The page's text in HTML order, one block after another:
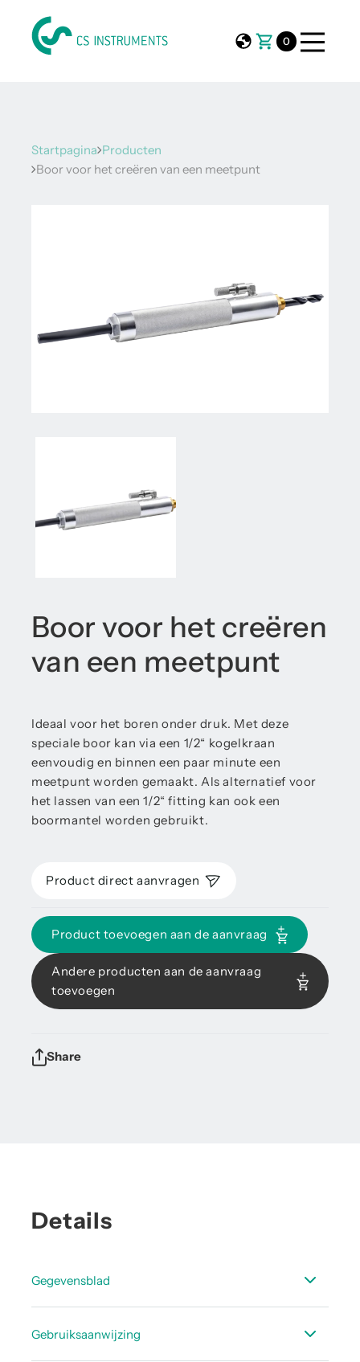
0
Startpagina Producten
Boor voor het creëren van een meetpunt
Boor voor het creëren
van een meetpunt
Ideaal voor het boren onder druk. Met deze
speciale boor kan via een 1/2“ kogelkraan
eenvoudig en binnen een paar minute een
meetpunt worden gemaakt. Als alternatief voor
het lassen van een 1/2“ fitting kan ook een
boormantel worden gebruikt.
Product direct aanvragen
Product toevoegen aan de aanvraag
Andere producten aan de aanvraag
toevoegen
Share
Details
Gegevensblad
Gebruiksaanwijzing